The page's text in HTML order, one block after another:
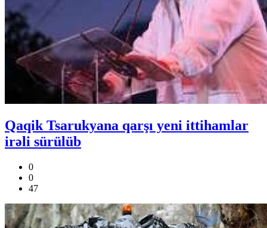
Qaqik Tsarukyana qarşı yeni ittihamlar
irəli sürülüb
0
0
47